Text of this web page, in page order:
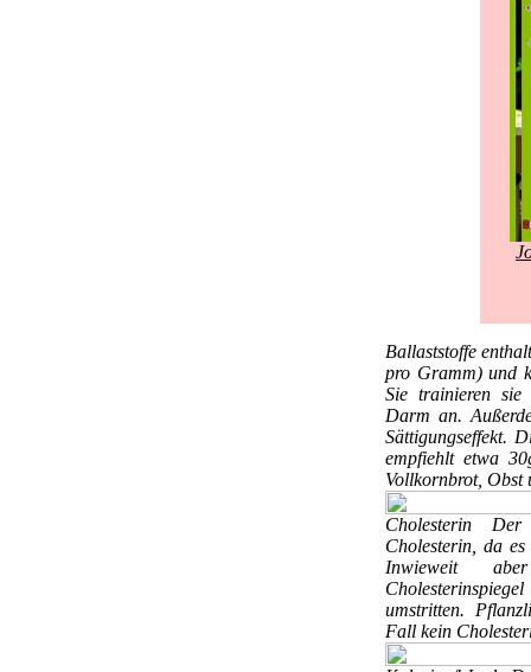
Ballaststoffe
pro Gramm) und
Sie trainieren sie
Darm an.
Sättigungseffekt.
empfiehlt etwa
Vollkornbrot, Obst
Cholesterin Der
Cholesterin, da
Inwieweit
umstritten.
Fall kein